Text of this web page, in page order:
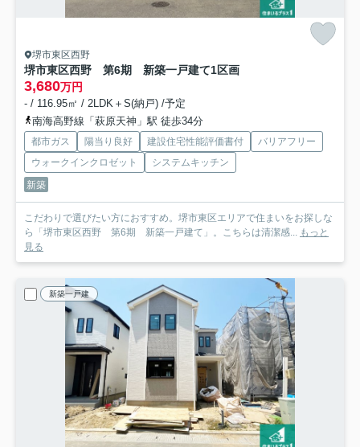
堺市東区西野
堺市東区西野 第6期 新築一戸建て1区画
3,680万円
- / 116.95㎡ / 2LDK＋S(納戸) /予定
南海高野線「萩原天神」駅 徒歩34分
都市ガス 陽当り良好 建設住宅性能評価書付
バリアフリー
ウォークインクロゼット
システムキッチン
新築
こだわりで選びたい方におすすめ。堺市東区エリアで住まいをお探しな
ら「堺市東区西野 第6期 新築一戸建て」。こちらは清潔感...
もっと
見る
新築一戸建